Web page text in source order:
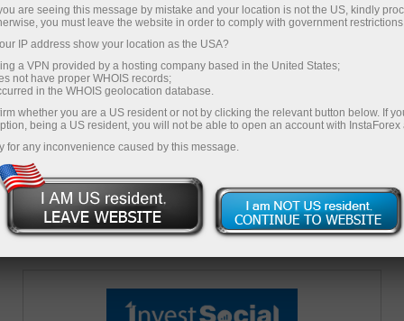
เปิดบัญชีซื้อขาย
เปิดบัญชีเดโม่
ด้านล่างคือรายชื่อฟอรั่มที่ทางบริษัท InstaForex แสดง
อย่างเป็นทางการ คุณสามารถถามคำถามใน ฟอรั่มไหน
ก็ได้โดยทางเรารับประกันว่าคุณจะได้รับคำตอบที่เป็น
are seeing this message by mistake and your location is not the US, kindly
you must leave the website in order to comply with government
IP address show your location as the USA?
a VPN provided by a hosting company based in the United States;
not have proper WHOIS records;
in the WHOIS geolocation database.
whether you are a US resident or not by clicking the relevant button below. If
being a US resident, you will not be able to open an account with InstaForex
for any inconvenience caused by this message.